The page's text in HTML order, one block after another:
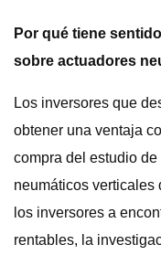
Por qué tiene
sobre actuadores
Los inversores que
obtener una ventaja
compra del estudio
neumáticos verticales
los inversores a
rentables, la